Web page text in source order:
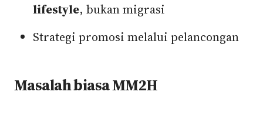
lifestyle, bukan migrasi
Strategi promosi melalui pelancongan
Masalah biasa MM2H